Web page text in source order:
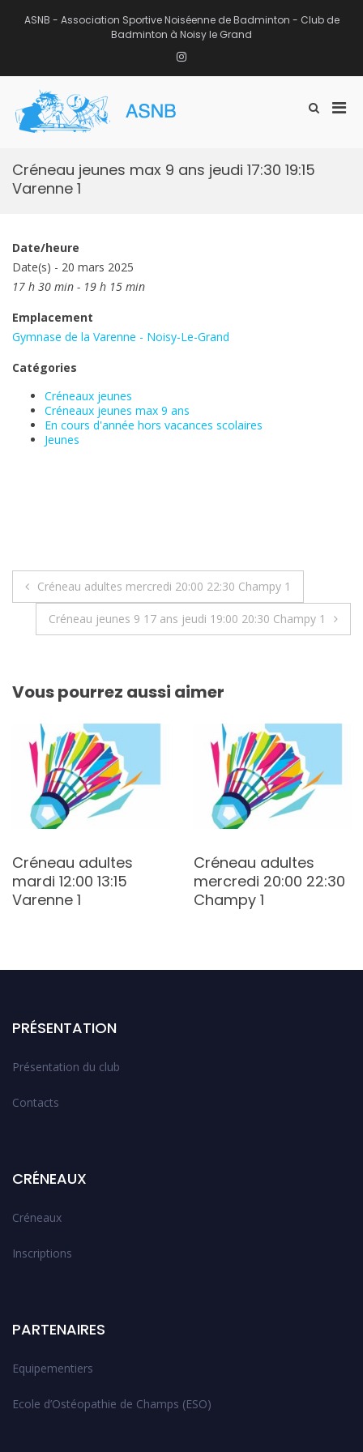
ASNB - Association Sportive Noiséenne de Badminton - Club de
Badminton à Noisy le Grand
Instagram
Afficher
recherche
Créneau jeunes max 9 ans jeudi 17:30 19:15
Varenne 1
Date/heure
Date(s) - 20 mars 2025
17 h 30 min - 19 h 15 min
Emplacement
Gymnase de la Varenne - Noisy-Le-Grand
Catégories
Créneaux jeunes
Créneaux jeunes max 9 ans
En cours d'année hors vacances scolaires
Jeunes
Navigation
Créneau adultes mercredi 20:00 22:30 Champy 1
Créneau jeunes 9 17 ans jeudi 19:00 20:30 Champy 1
Vous pourrez aussi aimer
Créneau adultes
mardi 12:00 13:15
Varenne 1
Créneau adultes
mercredi 20:00 22:30
Champy 1
PRÉSENTATION
Présentation du club
Contacts
CRÉNEAUX
Créneaux
Inscriptions
PARTENAIRES
Equipementiers
Ecole d’Ostéopathie de Champs (ESO)